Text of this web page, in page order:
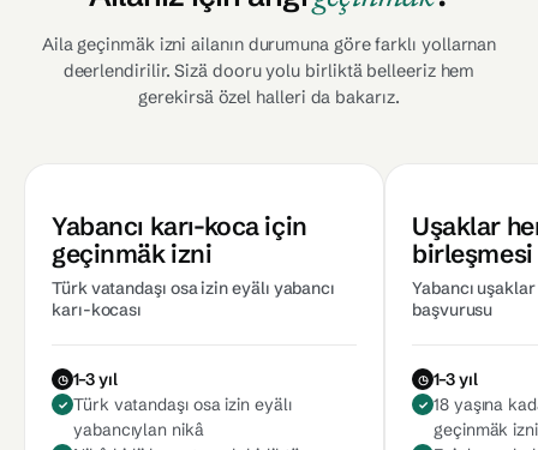
Aila geçinmäk izni ailanın durumuna göre farklı yollarnan
deerlendirilir. Sizä dooru yolu birliktä belleeriz hem
gerekirsä özel halleri da bakarız.
Yabancı karı-koca için
geçinmäk izni
Türk vatandaşı osa izin eyälı yabancı
karı-kocası
1–3 yıl
Türk vatandaşı osa izin eyälı
yabancıylan nikâ
Uşaklar
birleşmesi
Yabancı
başvurusu
1–3 yıl
18 yaşına
geçinmäk izni